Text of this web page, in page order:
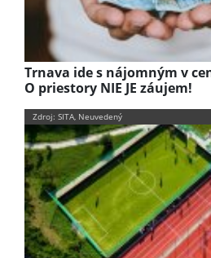
Trnava ide s nájomným v
O priestory NIE JE záujem!
Zdroj: SITA, Neuvedený